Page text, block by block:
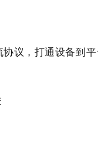
议，打通设备到平